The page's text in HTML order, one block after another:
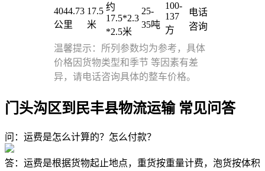
4044.73
公里
17.5
米
约
17.5*2.3
*2.5米
25-
35吨
100-
137
方
电话
咨询
温馨提示：所列参数均为参考，具体
价格因货物类型和季节 等因素有差
异，请电话咨询具体的整车价格。
门头沟区到民丰县物流运输 常见问答
问：运费是怎么计算的？怎么付款？
答：运费是根据货物起止地点，重货按重量计费，泡货按体积